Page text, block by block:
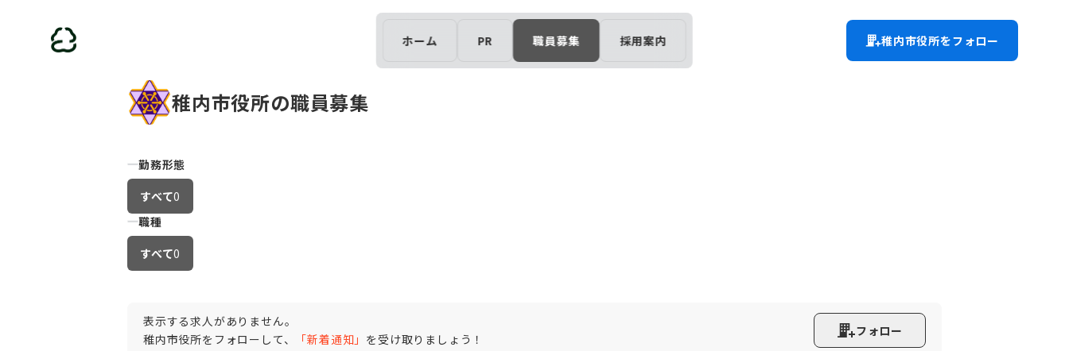
ホーム PR 職員募集 採用案内 稚内市役所をフォロー
稚内市役所の職員募集
勤務形態
すべて0
職種
すべて0
表示する求人がありません。
稚内市役所をフォローして、
「新着通知」 を受け取りましょう！
フォロー